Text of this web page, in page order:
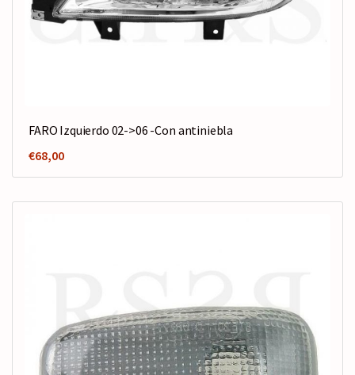
FARO Izquierdo 02->06 -Con antiniebla
€68,00